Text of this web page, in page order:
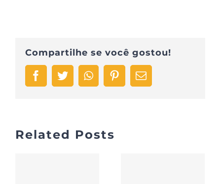
Compartilhe se você gostou!
FacebookTwitterWhatsApp
PinterestEmail
Related Posts